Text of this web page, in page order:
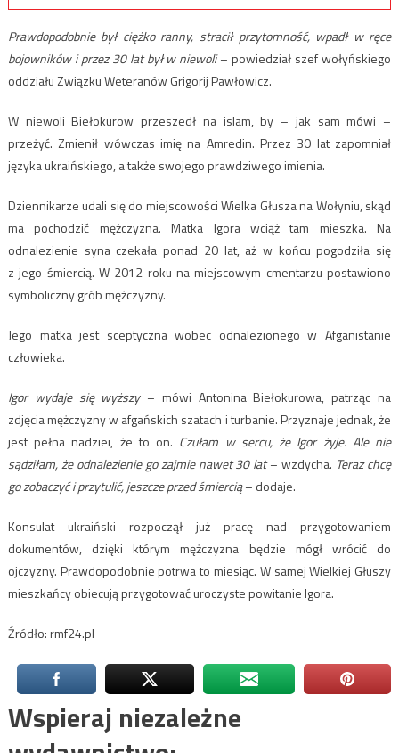
Prawdopodobnie był ciężko ranny, stracił przytomność, wpadł w ręce
bojowników i przez 30 lat był w niewoli– powiedział szef wołyńskiego
oddziału Związku Weteranów Grigorij Pawłowicz.
W niewoli Biełokurow przeszedł na islam, by – jak sam mówi –
przeżyć. Zmienił wówczas imię na Amredin. Przez 30 lat zapomniał
języka ukraińskiego, a także swojego prawdziwego imienia.
Dziennikarze udali się do miejscowości Wielka Głusza na Wołyniu, skąd
ma pochodzić mężczyzna. Matka Igora wciąż tam mieszka. Na
odnalezienie syna czekała ponad 20 lat, aż w końcu pogodziła się
z jego śmiercią. W 2012 roku na miejscowym cmentarzu postawiono
symboliczny grób mężczyzny.
Jego matka jest sceptyczna wobec odnalezionego w Afganistanie
człowieka.
Igor wydaje się wyższy – mówi Antonina Biełokurowa, patrząc na
zdjęcia mężczyzny w afgańskich szatach i turbanie. Przyznaje jednak, że
jest pełna nadziei, że to on. Czułam w sercu, że Igor żyje. Ale nie
sądziłam, że odnalezienie go zajmie nawet 30 lat– wzdycha. Teraz chcę
go zobaczyć i przytulić, jeszcze przed śmiercią– dodaje.
Konsulat ukraiński rozpoczął już pracę nad przygotowaniem
dokumentów, dzięki którym mężczyzna będzie mógł wrócić do
ojczyzny. Prawdopodobnie potrwa to miesiąc. W samej Wielkiej Głuszy
mieszkańcy obiecują przygotować uroczyste powitanie Igora.
Źródło: rmf24.pl
Wspieraj niezależne